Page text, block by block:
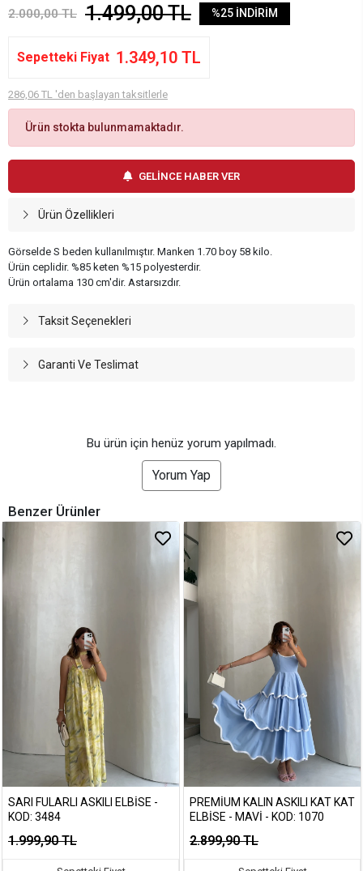
2.000,00 TL 1.499,00 TL %25 İNDİRİM
Sepetteki Fiyat 1.349,10 TL
286,06 TL 'den başlayan taksitlerle
Ürün stokta bulunmamaktadır.
GELİNCE HABER VER
Ürün Özellikleri
Görselde S beden kullanılmıştır. Manken 1.70 boy 58 kilo.
Ürün ceplidir. %85 keten %15 polyesterdir.
Ürün ortalama 130 cm'dir. Astarsızdır.
Taksit Seçenekleri
Garanti Ve Teslimat
Bu ürün için henüz yorum yapılmadı.
Yorum Yap
Benzer Ürünler
SARI FULARLI ASKILI ELBISE -
KOD: 3484
1.999,90 TL
PREMIUM KALIN ASKILI KAT KAT
ELBISE - MAVI - KOD: 1070
2.899,90 TL